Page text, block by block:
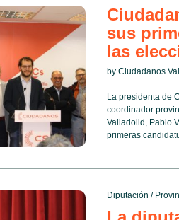
sus
las
by Ciudadanos
La presidenta de
coordinador
Valladolid, Pablo
primeras
Diputación /